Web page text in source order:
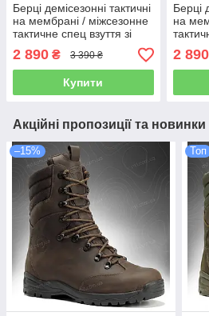
Берці демісезонні тактичні
на мембрані / міжсезонне
тактичне спец взуття зі
шкіри OMEGA Stimul
(olive)
2 890 ₴ 3 390 ₴
Купити
Берці
на
шкіри
brown)
2 890
Акційні пропозиції та новинки
–15% Топ